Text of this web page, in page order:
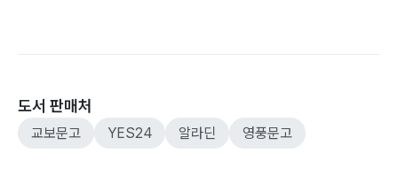
도서 판매처
교보문고 YES24 알라딘 영풍문고